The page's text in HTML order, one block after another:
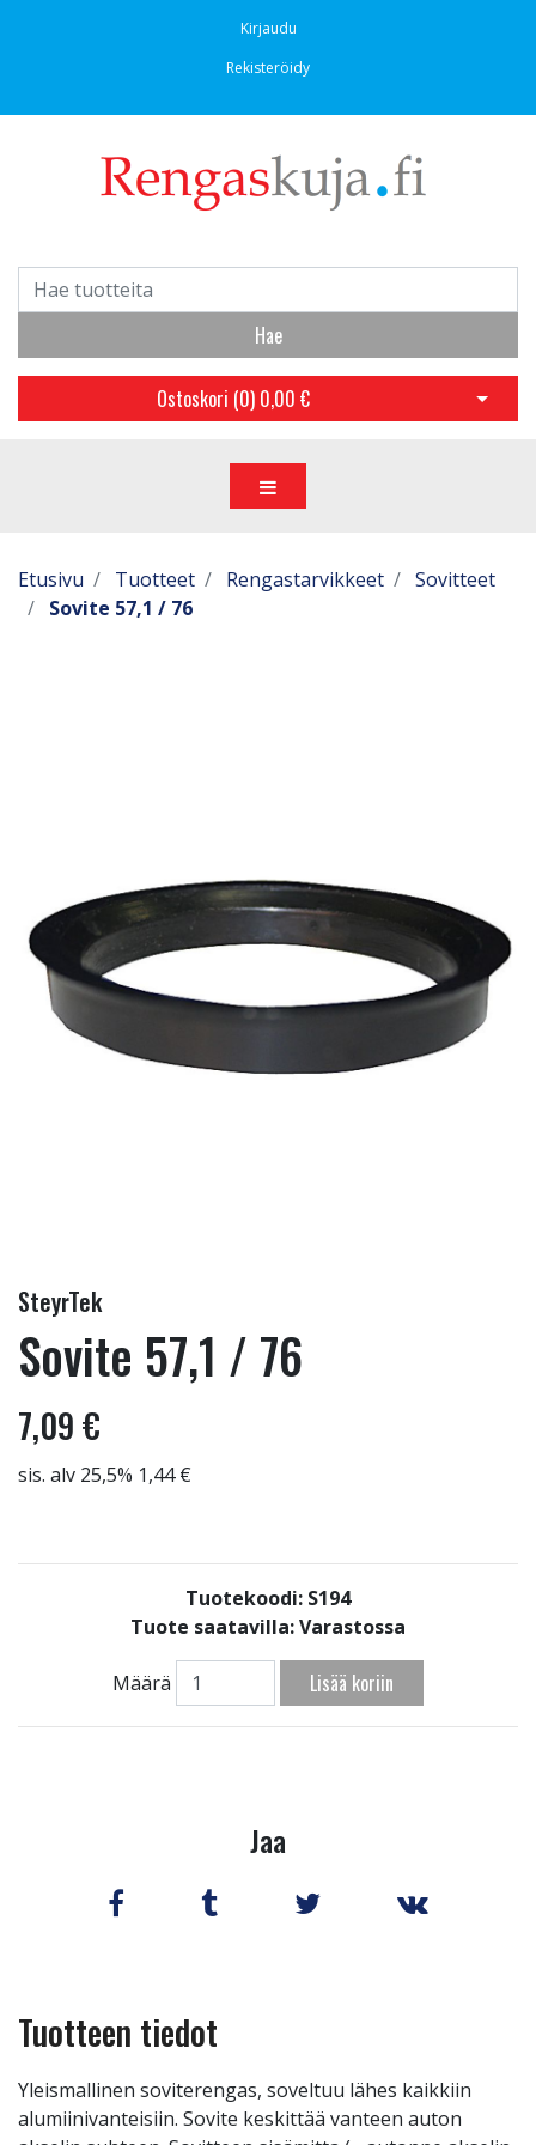
Kirjaudu
Rekisteröidy
Hae
Ostoskori (0) 0,00 € Avaa
Etusivu Tuotteet Rengastarvikkeet
Sovitteet
Sovite 57,1 / 76
SteyrTek
Sovite 57,1 / 76
7,09 €
sis. alv 25,5% 1,44 €
Tuotekoodi: S194
Tuote saatavilla:Varastossa
Määrä Lisää koriin
Jaa
Tuotteen tiedot
Yleismallinen soviterengas, soveltuu lähes kaikkiin
alumiinivanteisiin. Sovite keskittää vanteen auton